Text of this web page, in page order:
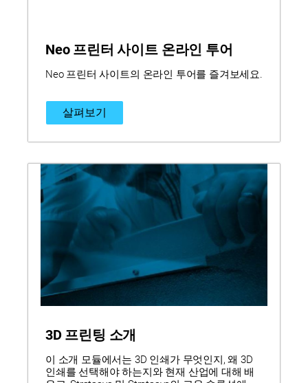
Neo 프린터 사이트 온라인 투어
Neo 프린터 사이트의 온라인 투어를 즐겨보세요.
살펴보기
3D 프린팅 소개
이 소개 모듈에서는 3D 인쇄가 무엇인지, 왜 3D
인쇄를 선택해야 하는지와 현재 산업에 대해 배